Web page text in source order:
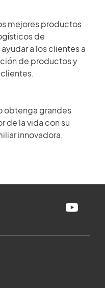
mejores productos
de
a los clientes a
de productos y
obtenga grandes
de la vida con su
innovadora,